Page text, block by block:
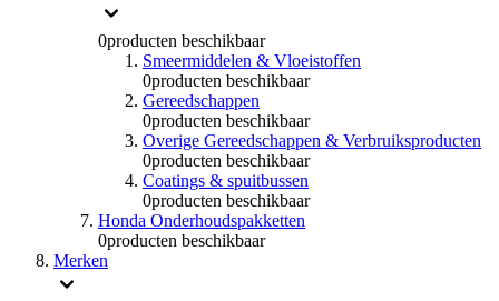
0producten beschikbaar
Smeermiddelen & Vloeistoffen
0producten beschikbaar
Gereedschappen
0producten beschikbaar
Overige Gereedschappen & Verbruiksproducten
0producten beschikbaar
Coatings & spuitbussen
0producten beschikbaar
Honda Onderhoudspakketten
0producten beschikbaar
Merken